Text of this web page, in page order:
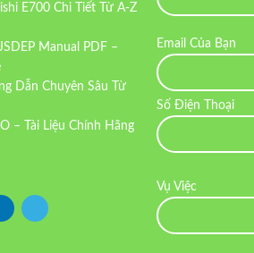
E700 Chi Tiết Từ A-Z
Manual PDF –
Dẫn Chuyên Sâu Từ
– Tài Liệu Chính Hãng
Email Của Bạn
Số Điện Thoại
Vụ Việc